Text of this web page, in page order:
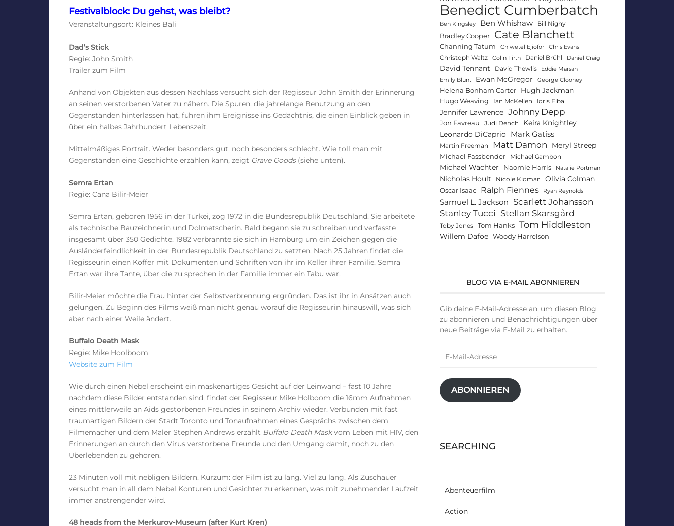
Festivalblock: Du gehst, was bleibt?
Veranstaltungsort: Kleines Bali
Dad’s Stick
Regie: John Smith
Trailer zum Film
Anhand von Objekten aus dessen Nachlass versucht sich der Regisseur John Smith der Erinnerung
an seinen verstorbenen Vater zu nähern. Die Spuren, die jahrelange Benutzung an den
Gegenständen hinterlassen hat, führen ihm Ereignisse ins Gedächtnis, die einen Einblick geben in
über ein halbes Jahrhundert Lebenszeit.
Mittelmäßiges Portrait. Weder besonders gut, noch besonders schlecht. Wie toll man mit
Gegenständen eine Geschichte erzählen kann, zeigt Grave Goods(siehe unten).
Semra Ertan
Regie: Cana Bilir-Meier
Semra Ertan, geboren 1956 in der Türkei, zog 1972 in die Bundesrepublik Deutschland. Sie arbeitete
als technische Bauzeichnerin und Dolmetscherin. Bald begann sie zu schreiben und verfasste
insgesamt über 350 Gedichte. 1982 verbrannte sie sich in Hamburg um ein Zeichen gegen die
Ausländerfeindlichkeit in der Bundesrepublik Deutschland zu setzten. Nach 25 Jahren findet die
Regisseurin einen Koffer mit Dokumenten und Schriften von ihr im Keller ihrer Familie. Semra
Ertan war ihre Tante, über die zu sprechen in der Familie immer ein Tabu war.
Bilir-Meier möchte die Frau hinter der Selbstverbrennung ergründen. Das ist ihr in Ansätzen auch
gelungen. Zu Beginn des Films weiß man nicht genau worauf die Regisseurin hinauswill, was sich
aber nach einer Weile ändert.
Buffalo Death Mask
Regie: Mike Hoolboom
Website zum Film
Wie durch einen Nebel erscheint ein maskenartiges Gesicht auf der Leinwand – fast 10 Jahre
nachdem diese Bilder entstanden sind, findet der Regisseur Mike Holboom die 16mm Aufnahmen
eines mittlerweile an Aids gestorbenen Freundes in seinem Archiv wieder. Verbunden mit fast
traumartigen Bildern der Stadt Toronto und Tonaufnahmen eines Gesprächs zwischen dem
Filmemacher und dem Maler Stephen Andrews erzählt Buffalo Death Maskvom Leben mit HIV, den
Erinnerungen an durch den Virus verstorbene Freunde und den Umgang damit, noch zu den
Überlebenden zu gehören.
23 Minuten voll mit nebligen Bildern. Kurzum: der Film ist zu lang. Viel zu lang. Als Zuschauer
versucht man in all dem Nebel Konturen und Gesichter zu erkennen, was mit zunehmender Laufzeit
immer anstrengender wird.
48 heads from the Merkurov-Museum (after Kurt Kren)
Benedict Cumberbatch
Ben Kingsley Ben Whishaw Bill Nighy
Bradley Cooper Cate Blanchett
Channing Tatum Chiwetel Ejiofor Chris Evans
Christoph Waltz Colin Firth Daniel Brühl Daniel Craig
David Tennant David Thewlis
Eddie Marsan
Emily Blunt
Ewan McGregor George Clooney
Helena Bonham Carter Hugh Jackman
Hugo Weaving Ian McKellen Idris Elba
Jennifer Lawrence Johnny Depp
Jon Favreau Judi Dench
Keira Knightley
Leonardo DiCaprio
Mark Gatiss
Martin Freeman Matt Damon Meryl Streep
Michael Fassbender Michael Gambon
Michael Wächter Naomie Harris Natalie Portman
Nicholas Hoult Nicole Kidman Olivia Colman
Oscar Isaac Ralph Fiennes Ryan Reynolds
Samuel L. Jackson Scarlett Johansson
Stanley Tucci Stellan Skarsgård
Toby Jones Tom Hanks Tom Hiddleston
Willem Dafoe Woody Harrelson
BLOG VIA E-MAIL ABONNIEREN
Gib deine E-Mail-Adresse an, um diesen Blog
zu abonnieren und Benachrichtigungen über
neue Beiträge via E-Mail zu erhalten.
Mail-
ABONNIEREN
SEARCHING
Abenteuerfilm
Action